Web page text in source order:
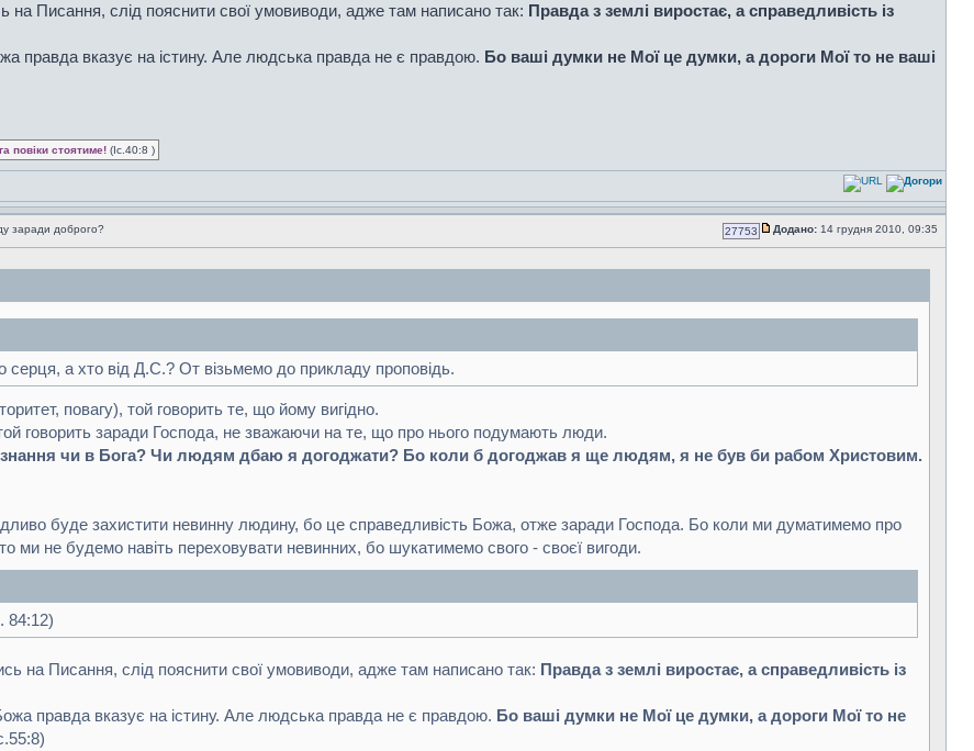
на Писання, слід пояснити свої умовиводи, адже там написано так: Правда з землі виростає, а справедливість із
правда вказує на істину. Але людська правда не є правдою. Бо ваші думки не Мої це думки, а дороги Мої то не ваші
повіки стоятиме! (Іс.40:8 )
заради доброго? 27753 Додано: 14 грудня 2010, 09:35
серця, а хто від Д.С.? От візьмемо до прикладу проповідь.
повагу), той говорить те, що йому вигідно.
говорить заради Господа, не зважаючи на те, що про нього подумають люди.
чи в Бога? Чи людям дбаю я догоджати? Бо коли б догоджав я ще людям, я не був би рабом Христовим.
буде захистити невинну людину, бо це справедливість Божа, отже заради Господа. Бо коли ми думатимемо про
не будемо навіть переховувати невинних, бо шукатимемо свого - своєї вигоди.
84:12)
на Писання, слід пояснити свої умовиводи, адже там написано так: Правда з землі виростає, а справедливість із
правда вказує на істину. Але людська правда не є правдою. Бо ваші думки не Мої це думки, а дороги Мої то не